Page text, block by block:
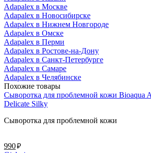
Adapalex в Москве
Adapalex в Новосибирске
Adapalex в Нижнем Новгороде
Adapalex в Омске
Adapalex в Перми
Adapalex в Ростове-на-Дону
Adapalex в Санкт-Петербурге
Adapalex в Самаре
Adapalex в Челябинске
Похожие товары
Сыворотка для проблемной кожи Bioaqua
Delicate Silky
Сыворотка для проблемной кожи
990руб.